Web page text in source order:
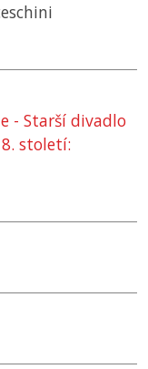
- Starší divadlo
století: